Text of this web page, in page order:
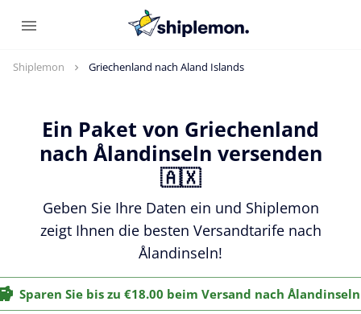
Shiplemon Griechenland nach Aland Islands
Ein Paket von Griechenland
nach Ålandinseln versenden
🇦🇽
Geben Sie Ihre Daten ein und Shiplemon
zeigt Ihnen die besten Versandtarife nach
Ålandinseln!
Sparen Sie bis zu €18.00 beim Versand nach Ålandinseln